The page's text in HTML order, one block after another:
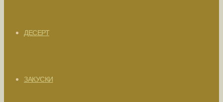
ДЕСЕРТ
ЗАКУСКИ